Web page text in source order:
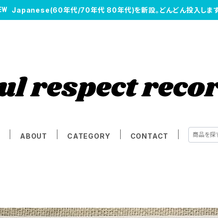
Japanese(60年代/70年代 80年代)を新設。どんどん投入します
ABOUT CATEGORY CONTACT